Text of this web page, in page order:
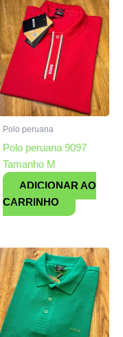
Polo peruana
Polo peruana 9097
Tamanho M
ADICIONAR AO
CARRINHO